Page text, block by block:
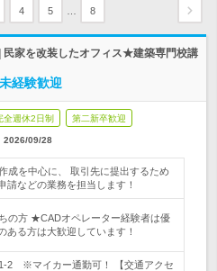
4 5 8
民家を改装したオフィス★建築専門校講
経験歓迎
全週休2日制 第二新卒歓迎
2026/09/28
成を中心に、 取引先に提出するため
請などの業務を担当します！
の方 ★CADオペレーター経験者は優
ある方は大歓迎しています！
2 ※マイカー通勤可！ 【交通アクセ